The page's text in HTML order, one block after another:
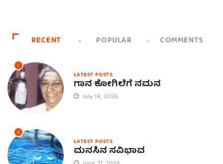
RECENT POPULAR COMMENTS
1
LATEST POSTS
ಗಾನ ಕೋಗಿಲೆಗೆ ನಮನ
July 14, 2026
2
LATEST POSTS
ಮನಸಿನ ಸವಿಭಾವ